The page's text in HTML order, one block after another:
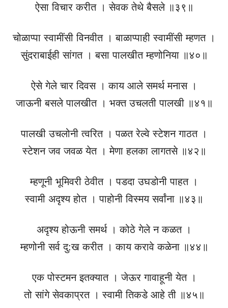
ऐसा विचार करीत । सेवक तेथे बैसले ॥३९॥
चोळाप्पा स्वामींसी विनवीत । बाळाप्पाही स्वामींसी म्हणत ।
सुंदराबाईही सांगत । बसा पालखीत म्हणोनिया ॥४०॥
ऐसे गेले चार दिवस । काय आले समर्थ मनास ।
जाऊनी बसले पालखीत । भक्त उचलती पालखी ॥४१॥
पालखी उचलोनी त्वरित । पळत रेल्वे स्टेशन गाठत ।
स्टेशन जव जवळ येत । मेणा हलका लागतसे ॥४२॥
म्हणूनी भूमिवरी ठेवीत । पडदा उघडोनी पाहत ।
स्वामी अदृश्य होत । पाहोनी विस्मय सर्वांना ॥४३॥
अदृश्य होऊनी समर्थ । कोठे गेले न कळत ।
म्हणोनी सर्व दु:ख करीत । काय करावे कळेना ॥४४॥
एक पोस्टमन इतक्यात । जेऊर गावाहूनी येत ।
तो सांगे सेवकाप्रत । स्वामी तिकडे आहे ती ॥४५॥